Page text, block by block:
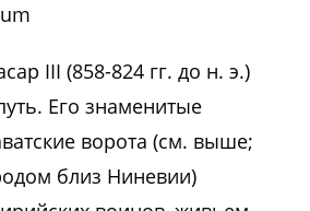
III (858-824 гг. до н. э.)
Его знаменитые
ворота (см. выше;
близ Ниневии)